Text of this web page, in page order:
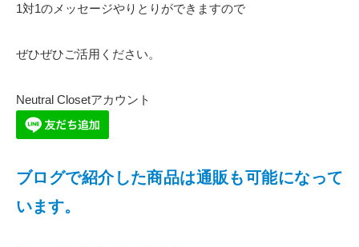
1対1のメッセージやりとりができますので
ぜひぜひご活用ください。
Neutral Closetアカウント
ブログで紹介した商品は通販も可能になって
います。